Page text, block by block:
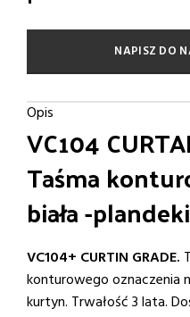
NAPISZ DO
Opis
VC104
Taśma
biała -plandeki
VC104+ CURTIN GRADE.
konturowego oznaczenia
kurtyn. Trwałość 3 lata.